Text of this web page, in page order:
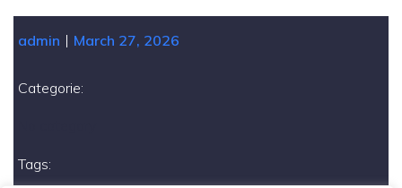
admin | March 27, 2026
Categorie:
Tags: